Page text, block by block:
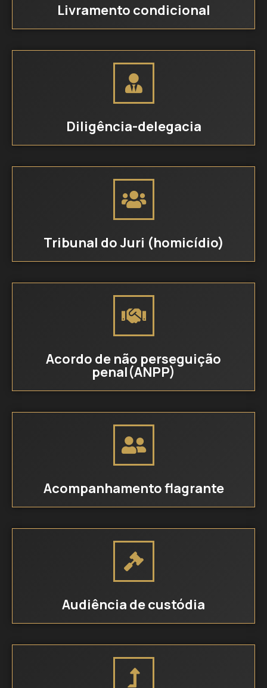
Livramento condicional
Diligência-delegacia
Tribunal do Juri (homicídio)
Acordo de não perseguição
penal(ANPP)
Acompanhamento flagrante
Audiência de custódia